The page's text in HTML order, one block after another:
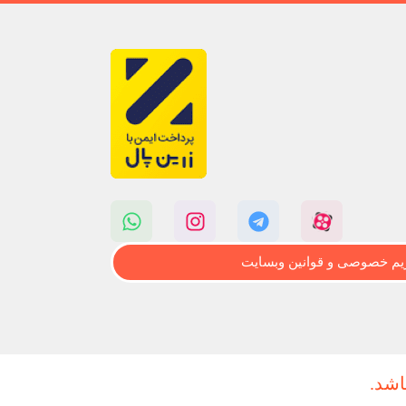
خصوصی و قوانین وبسایت